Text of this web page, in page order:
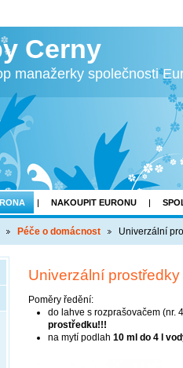
Cerny
manažerky společnosti
NAKOUPIT EURONU
Péče o domácnost Univerzální
Univerzální prostředky
Poměry ředění:
do lahve s rozprašovačem (nr.
prostředku!!!
na mytí podlah 10 ml do 4 l